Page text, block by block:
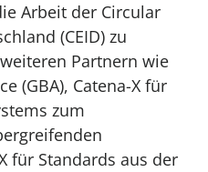
Arbeit der Circular
(CEID) zu
Partnern wie
(GBA), Catena-X für
zum
für Standards aus der